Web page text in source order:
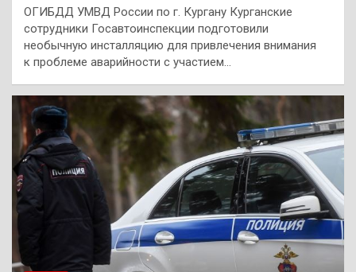
ОГИБДД УМВД России по г. Кургану Курганские
сотрудники Госавтоинспекции подготовили
необычную инсталляцию для привлечения внимания
к проблеме аварийности с участием…